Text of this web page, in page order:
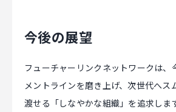
今後の展望
フューチャーリンクネットワークは、
メントラインを磨き上げ、次世代へス
渡せる「しなやかな組織」を追求しま